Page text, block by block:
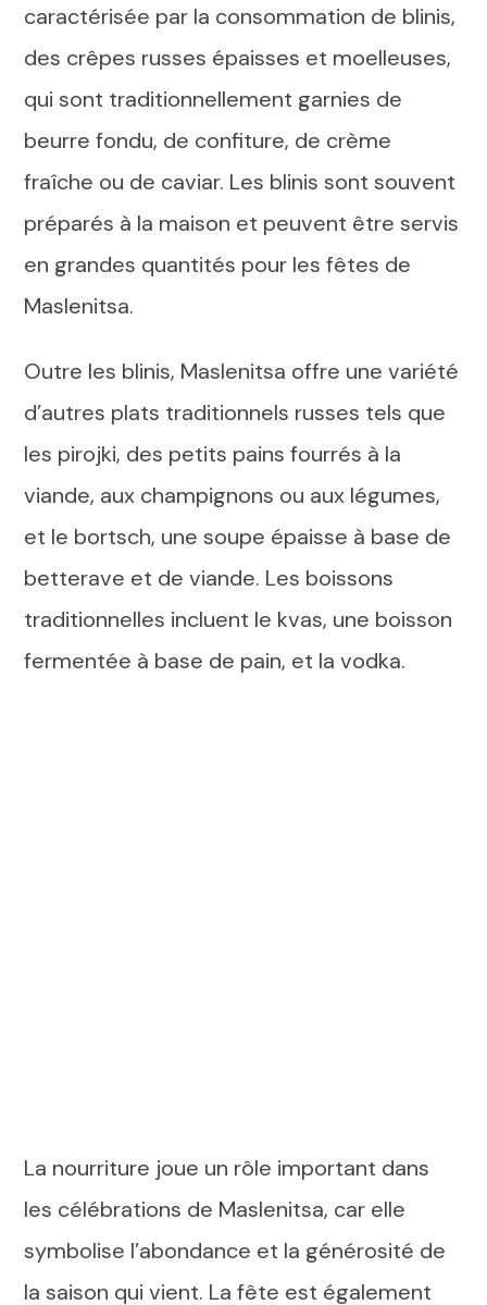
caractérisée par la consommation de blinis,
des crêpes russes épaisses et moelleuses,
qui sont traditionnellement garnies de
beurre fondu, de confiture, de crème
fraîche ou de caviar. Les blinis sont souvent
préparés à la maison et peuvent être servis
en grandes quantités pour les fêtes de
Maslenitsa.
Outre les blinis, Maslenitsa offre une variété
d’autres plats traditionnels russes tels que
les pirojki, des petits pains fourrés à la
viande, aux champignons ou aux légumes,
et le bortsch, une soupe épaisse à base de
betterave et de viande. Les boissons
traditionnelles incluent le kvas, une boisson
fermentée à base de pain, et la vodka.
La nourriture joue un rôle important dans
les célébrations de Maslenitsa, car elle
symbolise l’abondance et la générosité de
la saison qui vient. La fête est également